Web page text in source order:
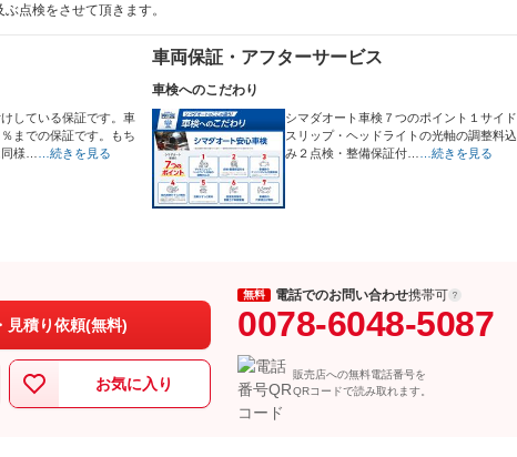
点検をさせて頂きます。
している保証です。車
までの保証です。もち
様…
…続きを見る
車両保証・アフターサービス
車検へのこだわり
シマダオート車検７つのポイント１サイド
スリップ・ヘッドライトの光軸の調整料込
み２点検・整備保証付…
…続きを見る
見積り依頼(無料)
お気に入り
無料 電話でのお問い合わせ携帯可
0078-6048-5087
販売店への無料電話番号を
QRコードで読み取れます。